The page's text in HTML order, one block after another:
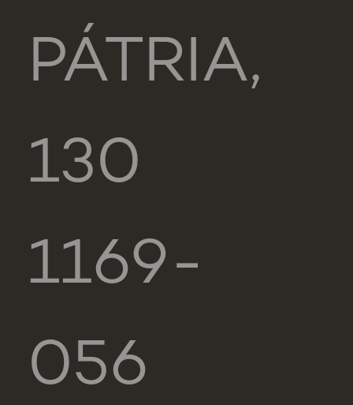
PÁTRIA,
130
1169-
056